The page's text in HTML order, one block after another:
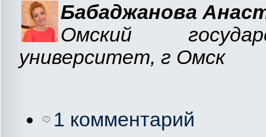
Бабаджанова
Омский
университет, г Омск
1 комментарий